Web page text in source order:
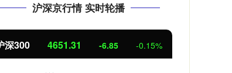
沪深京行情 实时轮播
北证50 1122.88 3.42 0.30%